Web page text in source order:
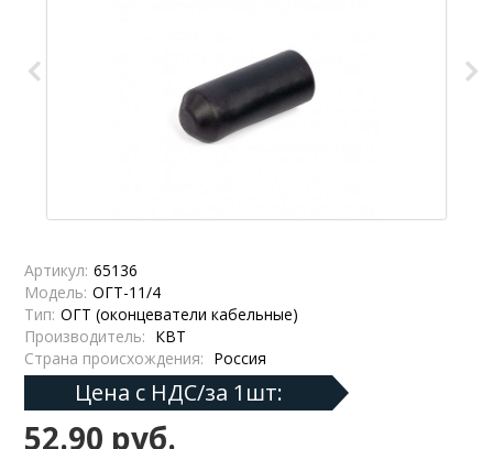
Артикул: 65136
Модель: ОГТ-11/4
Тип: ОГТ (оконцеватели кабельные)
Производитель: КВТ
Страна происхождения: Россия
Цена с НДС/за 1шт:
52.90 руб.